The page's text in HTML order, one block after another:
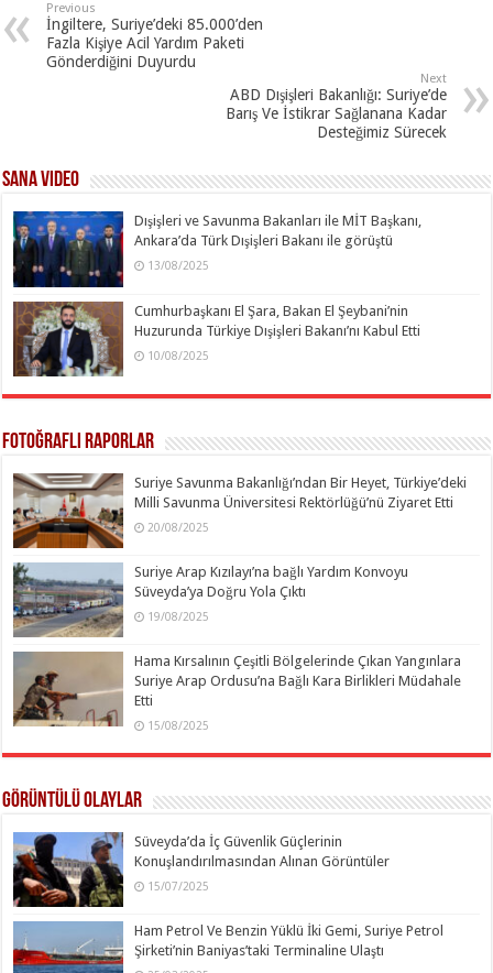
Previous
İngiltere, Suriye’deki 85.000’den
Fazla Kişiye Acil Yardım Paketi
Gönderdiğini Duyurdu
Next
ABD Dışişleri Bakanlığı: Suriye’de
Barış Ve İstikrar Sağlanana Kadar
Desteğimiz Sürecek
SANA Video
Dışişleri ve Savunma Bakanları ile MİT Başkanı,
Ankara’da Türk Dışişleri Bakanı ile görüştü
13/08/2025
Cumhurbaşkanı El Şara, Bakan El Şeybani’nin
Huzurunda Türkiye Dışişleri Bakanı’nı Kabul Etti
10/08/2025
Fotoğraflı Raporlar
Suriye Savunma Bakanlığı’ndan Bir Heyet, Türkiye’deki
Milli Savunma Üniversitesi Rektörlüğü’nü Ziyaret Etti
20/08/2025
Suriye Arap Kızılayı’na bağlı Yardım Konvoyu
Süveyda’ya Doğru Yola Çıktı
19/08/2025
Hama Kırsalının Çeşitli Bölgelerinde Çıkan Yangınlara
Suriye Arap Ordusu’na Bağlı Kara Birlikleri Müdahale
Etti
15/08/2025
Görüntülü Olaylar
Süveyda’da İç Güvenlik Güçlerinin
Konuşlandırılmasından Alınan Görüntüler
15/07/2025
Ham Petrol Ve Benzin Yüklü İki Gemi, Suriye Petrol
Şirketi’nin Baniyas’taki Terminaline Ulaştı